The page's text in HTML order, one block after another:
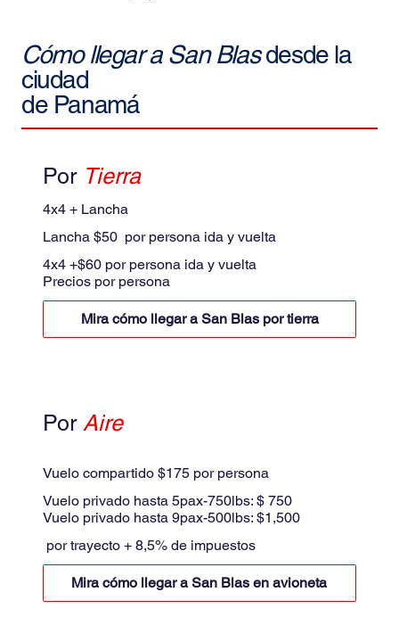
Cómo llegar a San Blas desde la
ciudad
de Panamá
Por Tierra
4x4 + Lancha
Lancha $50 por persona ida y vuelta
4x4 +$60 por persona ida y vuelta
Precios por persona
Mira cómo llegar a San Blas por tierra
Por Aire
Vuelo compartido $175 por persona
Vuelo privado hasta 5pax-750lbs: $ 750
Vuelo privado hasta 9pax-500lbs: $1,500
por trayecto + 8,5% de impuestos
Mira cómo llegar a San Blas en avioneta